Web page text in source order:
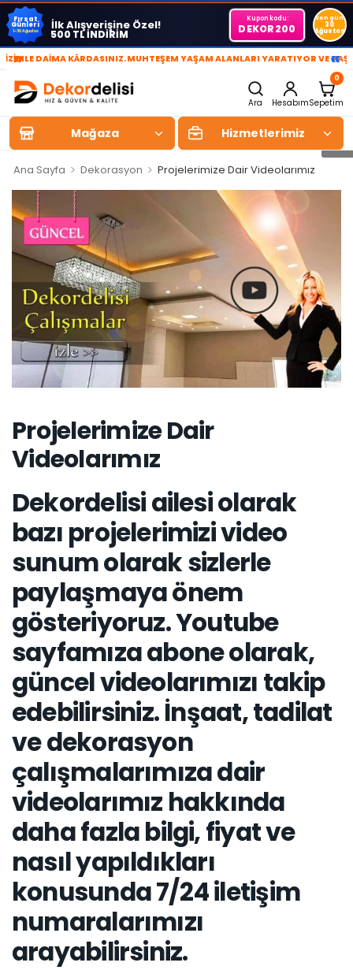
Fırsat
Günleri
1-30 Ağustos İlk Alışverişine Özel!
500 TL İNDİRİM
Kupon kodu:
DEKOR200
Son gün
30
Ağustos
»
DAİMA KÂRDASINIZ.MUHTEŞEM YAŞAM ALANLARI YARATIYOR VE «
Ara Hesabım
0
Sepetim
Mağaza Hizmetlerimiz
Ana Sayfa > Dekorasyon > Projelerimize Dair Videolarımız
Projelerimize Dair
Videolarımız
Dekordelisi ailesi olarak
bazı projelerimizi video
sunum olarak sizlerle
paylaşmaya önem
gösteriyoruz. Youtube
sayfamıza abone olarak,
güncel videolarımızı takip
edebilirsiniz. İnşaat, tadilat
ve dekorasyon
çalışmalarımıza dair
videolarımız hakkında
daha fazla bilgi, fiyat ve
nasıl yapıldıkları
konusunda 7/24 iletişim
numaralarımızı
arayabilirsiniz.